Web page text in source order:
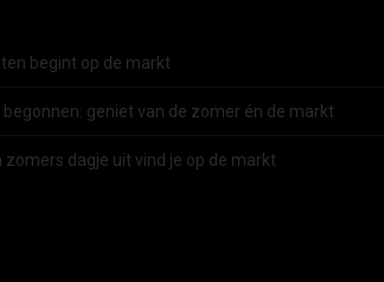
begint op de markt
begonnen: geniet van de zomer én de markt
zomers dagje uit vind je op de markt